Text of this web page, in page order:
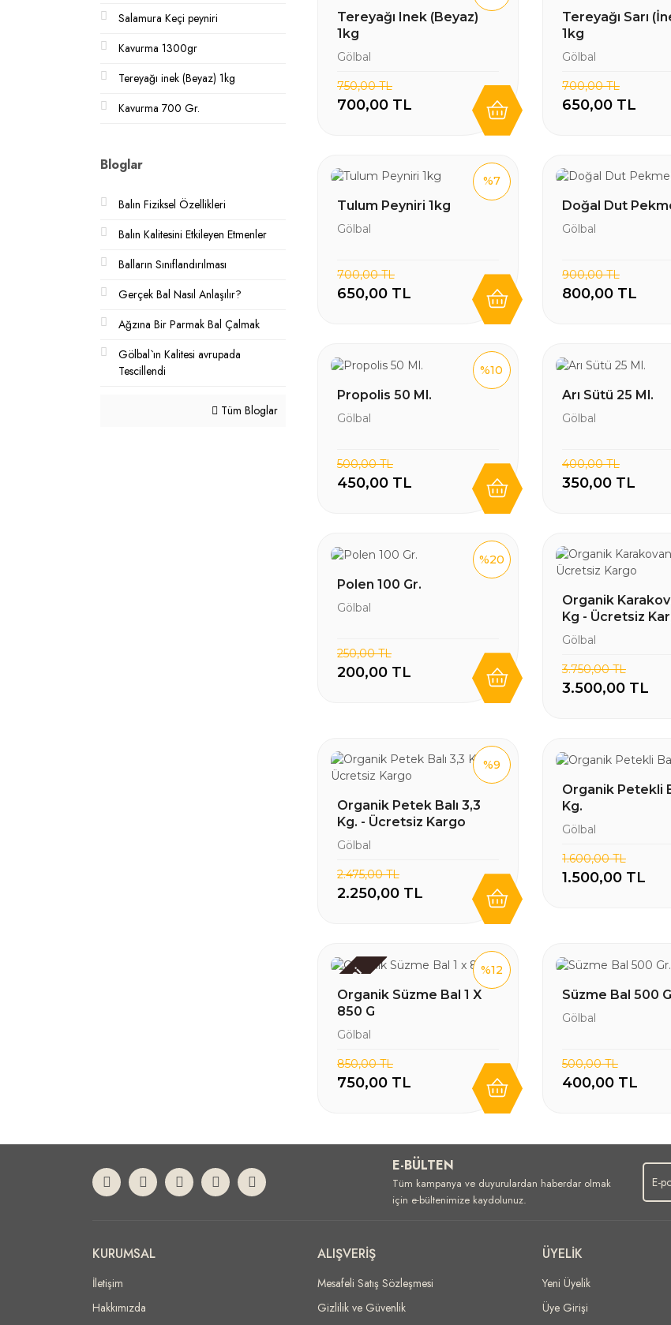
Salamura Keçi peyniri
Kavurma 1300gr
Tereyağı inek (Beyaz) 1kg
Kavurma 700 Gr.
Bloglar
Balın Fiziksel Özellikleri
Balın Kalitesini Etkileyen Etmenler
Balların Sınıflandırılması
Gerçek Bal Nasıl Anlaşılır?
Ağzına Bir Parmak Bal Çalmak
Gölbal`ın Kalitesi avrupada
Tescillendi
Tüm Bloglar
Tereyağı Inek (Beyaz)
1kg
Gölbal
750,00 TL
700,00 TL
Tereyağı Sarı
1kg
Gölbal
700,00 TL
650,00 TL
%7
Tulum Peyniri 1kg
Gölbal
700,00 TL
650,00 TL
Doğal Dut
Gölbal
900,00 TL
800,00 TL
%10
Propolis 50 Ml.
Gölbal
500,00 TL
450,00 TL
Arı Sütü 25 Ml.
Gölbal
400,00 TL
350,00 TL
%20
Polen 100 Gr.
Gölbal
250,00 TL
200,00 TL
Organik
Kg - Ücretsiz
Gölbal
3.750,00 TL
3.500,00 TL
%9
Organik Petek Balı 3,3
Kg. - Ücretsiz Kargo
Gölbal
2.475,00 TL
2.250,00 TL
Organik Petekli
Kg.
Gölbal
1.600,00 TL
1.500,00 TL
Yeni %12
Organik Süzme Bal 1 X
850 G
Gölbal
850,00 TL
750,00 TL
Süzme Bal 500
Gölbal
500,00 TL
400,00 TL
E-BÜLTEN
Tüm kampanya ve duyurulardan haberdar olmak
için e-bültenimize kaydolunuz.
KURUMSAL
İletişim
Hakkımızda
ALIŞVERİŞ
Mesafeli Satış Sözleşmesi
Gizlilik ve Güvenlik
ÜYELİK
Yeni Üyelik
Üye Girişi